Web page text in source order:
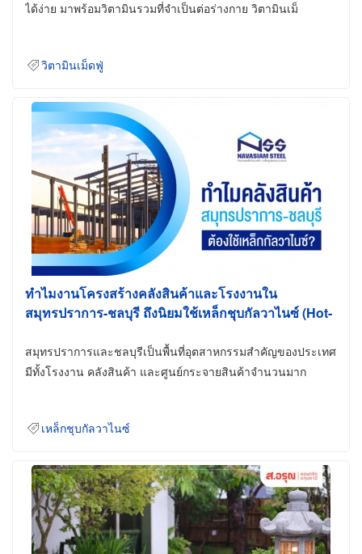
ได้ง่าย มาพร้อมวิตามินรวมที่จำเป็นต่อร่างกาย วิตามินเม็
วิตามินเม็ดฟู่
ทำไมงานโครงสร้างคลังสินค้าและโรงงานใน
สมุทรปราการ-ชลบุรี ถึงนิยมใช้เหล็กชุบกัลวาไนซ์ (Hot-
สมุทรปราการและชลบุรีเป็นพื้นที่อุตสาหกรรมสำคัญของประเทศ
มีทั้งโรงงาน คลังสินค้า และศูนย์กระจายสินค้าจำนวนมาก
เหล็กชุบกัลวาไนซ์